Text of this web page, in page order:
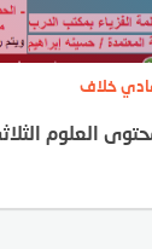
هادي خلاف
العلوم